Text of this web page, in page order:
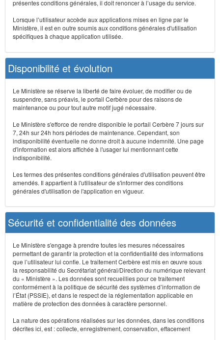
présentes conditions générales, il doit renoncer à l’usage du service.
Lorsque l’utilisateur accède aux applications mises en ligne par le
Ministère, il est en outre soumis aux conditions générales d'utilisation
spécifiques à chaque application utilisée.
Disponibilité et évolution
Le Ministère se réserve la liberté de faire évoluer, de modifier ou de
suspendre, sans préavis, le portail Cerbère pour des raisons de
maintenance ou pour tout autre motif jugé nécessaire.
Le Ministère s'efforce de rendre disponible le portail Cerbère 7 jours sur
7, 24h sur 24h hors périodes de maintenance. Cependant, son
indisponibilité éventuelle ne donne droit à aucune indemnité. Une page
d'information est alors affichée à l'usager lui mentionnant cette
indisponibilité.
Les termes des présentes conditions générales d'utilisation peuvent être
amendés. Il appartient à l'utilisateur de s'informer des conditions
générales d'utilisation de l'application en vigueur.
Sécurité et confidentialité des données
Le Ministère s'engage à prendre toutes les mesures nécessaires
permettant de garantir la protection et la confidentialité des informations
que l’utilisateur lui confie. Le traitement Cerbère est mis en œuvre sous
la responsabilité du Secrétariat général/Direction du numérique relevant
du « Ministère ». Les données sont recueillies pour ce traitement
conformément à la politique de sécurité des systèmes d’information de
l’État (PSSIE), et dans le respect de la réglementation applicable en
matière de protection des données à caractère personnel.
La nature des opérations réalisées sur les données, dans les conditions
décrites ici, est : collecte, enregistrement, conservation, effacement